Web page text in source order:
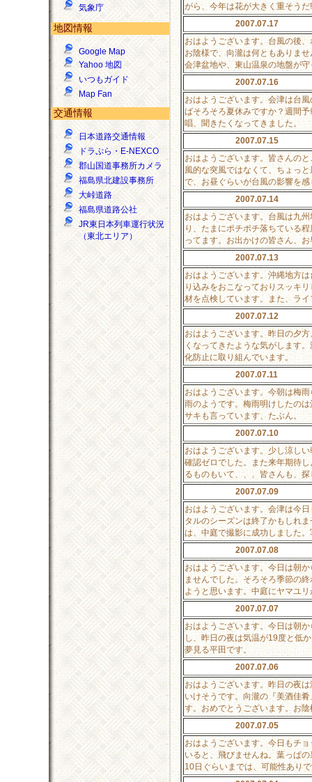
気象庁
地図情報
Google Map
Yahoo 地図
いつもガイド
Map Fan
交通情報
日本道路交通情報
ドラぷら・E-NEXCO
郡山国道事務所カメラ
福島県北建設事務所
大峠道路
福島県道路公社
JR東日本列車運行状況
（東北エリア）
がら、今年は花が大きく重そう
2007.07.17
おはようございます。台風の後
お陰様で、向瀧は何ともありま
会津盆地や、東山温泉の地盤が
2007.07.16
おはようございます。会津は台
ばそろそろ夏休みですか？週間
唱、聞きたくなってきました。
2007.07.15
おはようございます。皆さんの
風的な突風ではなくて、ちょっ
で、お昼ぐらいが台風の影響を
2007.07.14
おはようございます。台風は九
り、たまにポチポチ落ちている
ってます。お出かけの皆さん、
2007.07.13
おはようございます。沖縄地方
り込みをおこなっておりスッキ
材を点検しています。また、ラ
2007.07.12
おはようございます。昨日の夕
くなってきたような気がします
化防止に取り組んでいます。
2007.07.11
おはようございます。今朝は梅
雨のようです。梅雨明けしたの
サキも言っています、たぶん。
2007.07.10
おはようございます。少し涼し
確認ゼロでした。また来年期待
るものもいて、、、皆さんも、
2007.07.09
おはようございます。会津は今
タルのシーズンは終了かもしれ
は、中庭で撮影に成功しました
2007.07.08
おはようございます。今日は朝
ませんでした。そろそろ季節の
ようと思います。中庭にヤマユ
2007.07.07
おはようございます。今日は朝
し、昨日の夜は気温が19度と低
夢見る平田です。
2007.07.06
おはようございます。昨日の夜
いけそうです。向瀧の『美酒佳
す。おめでとうございます。お
2007.07.05
おはようございます。今日もチ
いると、飛びませんね。葉っぱ
10日ぐらいまでは、可能性あり